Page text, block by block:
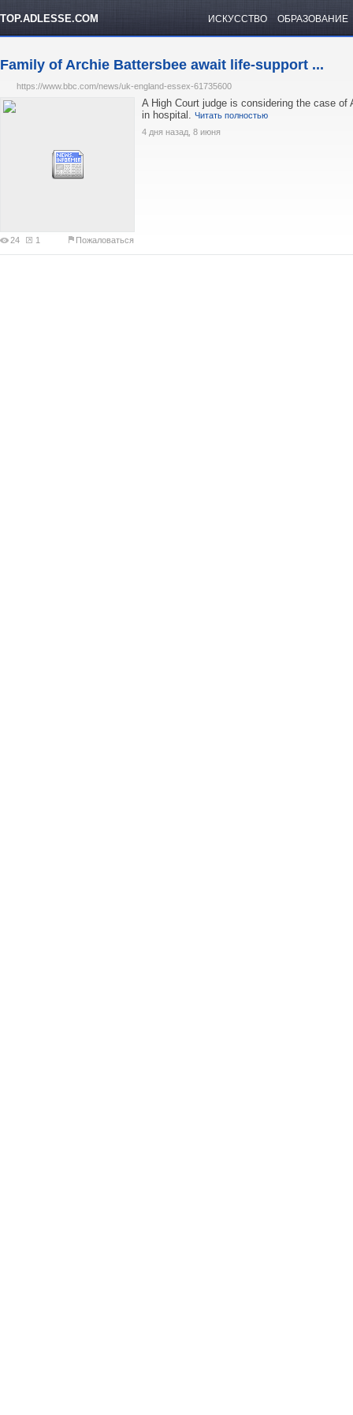
TOP.ADLESSE.COM ИСКУССТВО ОБРАЗОВАНИЕ
Family of Archie Battersbee await life-support ...
https://www.bbc.com/news/uk-england-essex-61735600
24 1 Пожаловаться
A High Court judge is considering the case
in hospital. Читать полностью
4 дня назад, 8 июня